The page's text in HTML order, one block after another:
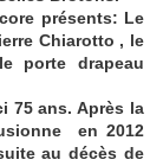
présents: Le
Chiarotto , le
porte drapeau
75 ans. Après la
en 2012
au décès de